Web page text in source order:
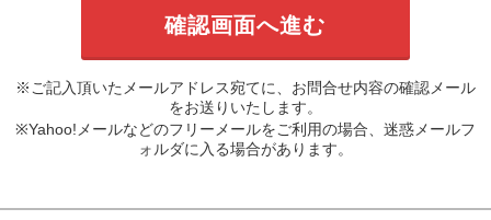
※ご記入頂いたメールアドレス宛てに、お問合せ内容の確認メール
をお送りいたします。
※Yahoo!メールなどのフリーメールをご利用の場合、迷惑メールフ
ォルダに入る場合があります。